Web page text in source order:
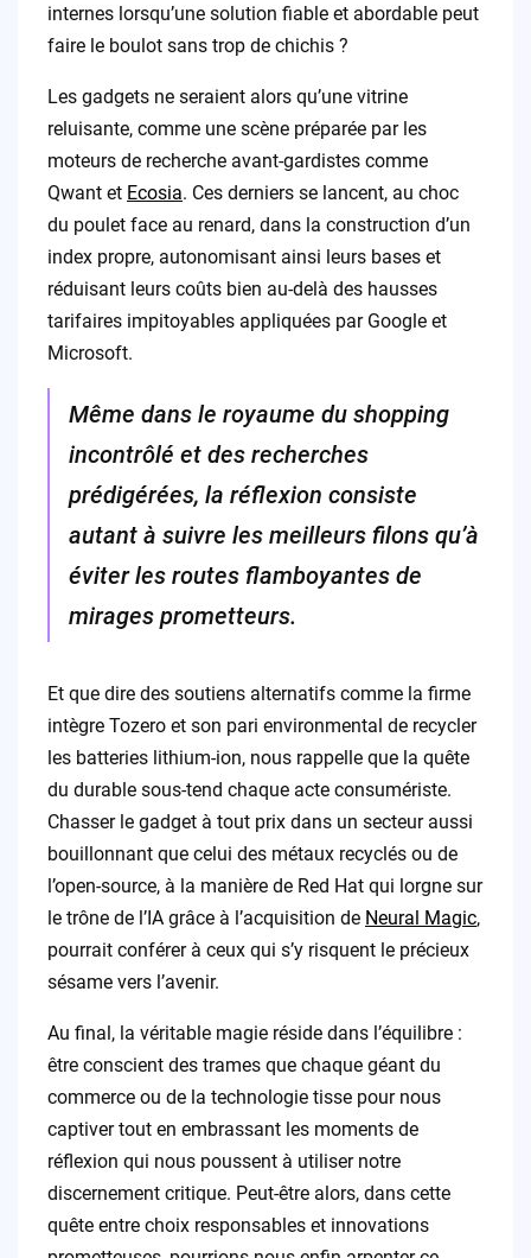
internes lorsqu’une solution fiable et abordable peut
faire le boulot sans trop de chichis ?
Les gadgets ne seraient alors qu’une vitrine
reluisante, comme une scène préparée par les
moteurs de recherche avant-gardistes comme
Qwant et Ecosia. Ces derniers se lancent, au choc
du poulet face au renard, dans la construction d’un
index propre, autonomisant ainsi leurs bases et
réduisant leurs coûts bien au-delà des hausses
tarifaires impitoyables appliquées par Google et
Microsoft.
Même dans le royaume du shopping
incontrôlé et des recherches
prédigérées, la réflexion consiste
autant à suivre les meilleurs filons qu’à
éviter les routes flamboyantes de
mirages prometteurs.
Et que dire des soutiens alternatifs comme la firme
intègre Tozero et son pari environmental de recycler
les batteries lithium-ion, nous rappelle que la quête
du durable sous-tend chaque acte consumériste.
Chasser le gadget à tout prix dans un secteur aussi
bouillonnant que celui des métaux recyclés ou de
l’open-source, à la manière de Red Hat qui lorgne sur
le trône de l’IA grâce à l’acquisition de Neural Magic,
pourrait conférer à ceux qui s’y risquent le précieux
sésame vers l’avenir.
Au final, la véritable magie réside dans l’équilibre :
être conscient des trames que chaque géant du
commerce ou de la technologie tisse pour nous
captiver tout en embrassant les moments de
réflexion qui nous poussent à utiliser notre
discernement critique. Peut-être alors, dans cette
quête entre choix responsables et innovations